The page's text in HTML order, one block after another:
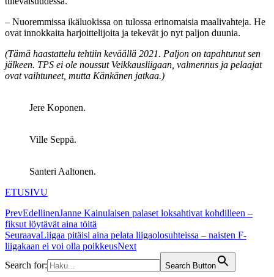
– Nuoremmissa ikäluokissa on tulossa erinomaisia maalivahteja. He
ovat innokkaita harjoittelijoita ja tekevät jo nyt paljon duunia.
(Tämä haastattelu tehtiin keväällä 2021. Paljon on tapahtunut sen
jälkeen. TPS ei ole noussut Veikkausliigaan, valmennus ja pelaajat
ovat vaihtuneet, mutta Känkänen jatkaa.)
Jere Koponen.
Ville Seppä.
Santeri Aaltonen.
ETUSIVU
PrevEdellinenJanne Kainulaisen palaset loksahtivat kohdilleen –
fiksut löytävät aina töitä
SeuraavaLiigaa pitäisi aina pelata liigaolosuhteissa – naisten F-
liigakaan ei voi olla poikkeusNext
Search for:
Search Button